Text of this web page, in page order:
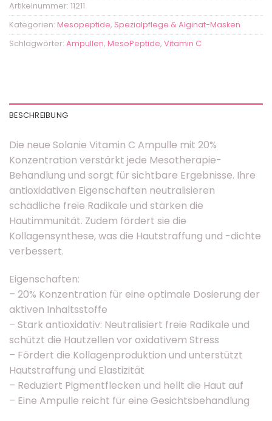
Artikelnummer: 11211
Kategorien: Mesopeptide, Spezialpflege & Alginat-Masken
Schlagwörter: Ampullen, MesoPeptide, Vitamin C
BESCHREIBUNG
Die neue Solanie Vitamin C Ampulle mit 20%
Konzentration verstärkt jede Mesotherapie-
Behandlung und sorgt für sichtbare Ergebnisse. Ihre
antioxidativen Eigenschaften neutralisieren
schädliche freie Radikale und stärken die
Hautimmunität. Zudem fördert sie die
Kollagensynthese, was die Hautstraffung und -dichte
verbessert.
Eigenschaften:
– 20% Konzentration für eine optimale Dosierung der
aktiven Inhaltsstoffe
– Stark antioxidativ: Neutralisiert freie Radikale und
schützt die Hautzellen vor oxidativem Stress
– Fördert die Kollagenproduktion und unterstützt
Hautstraffung und Elastizität
– Reduziert Pigmentflecken und hellt die Haut auf
– Eine Ampulle reicht für eine Gesichtsbehandlung